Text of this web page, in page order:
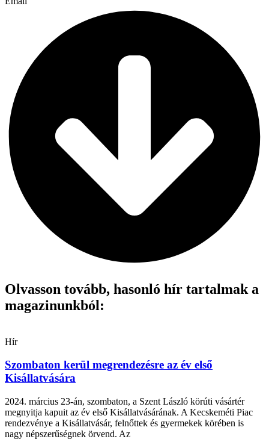
Olvasson tovább, hasonló hír tartalmak a
magazinunkból:
Hír
Szombaton kerül megrendezésre az év első
Kisállatvására
2024. március 23-án, szombaton, a Szent László körúti vásártér
megnyitja kapuit az év első Kisállatvásárának. A Kecskeméti Piac
rendezvénye a Kisállatvásár, felnőttek és gyermekek körében is
nagy népszerűségnek örvend. Az